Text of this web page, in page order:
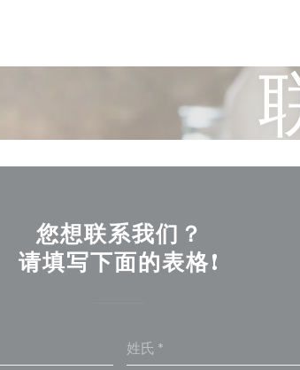
您想联系我们？
请填写下面的表格!